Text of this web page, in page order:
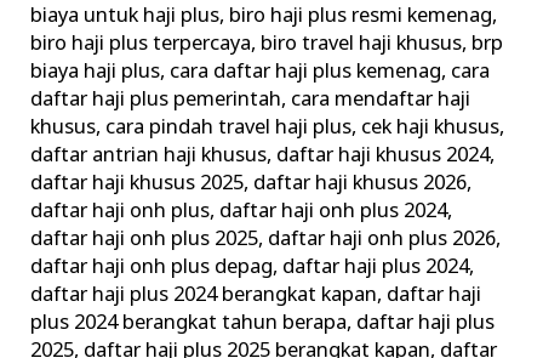
biaya untuk haji plus, biro haji plus resmi kemenag,
biro haji plus terpercaya, biro travel haji khusus, brp
biaya haji plus, cara daftar haji plus kemenag, cara
daftar haji plus pemerintah, cara mendaftar haji
khusus, cara pindah travel haji plus, cek haji khusus,
daftar antrian haji khusus, daftar haji khusus 2024,
daftar haji khusus 2025, daftar haji khusus 2026,
daftar haji onh plus, daftar haji onh plus 2024,
daftar haji onh plus 2025, daftar haji onh plus 2026,
daftar haji onh plus depag, daftar haji plus 2024,
daftar haji plus 2024 berangkat kapan, daftar haji
plus 2024 berangkat tahun berapa, daftar haji plus
2025, daftar haji plus 2025 berangkat kapan, daftar